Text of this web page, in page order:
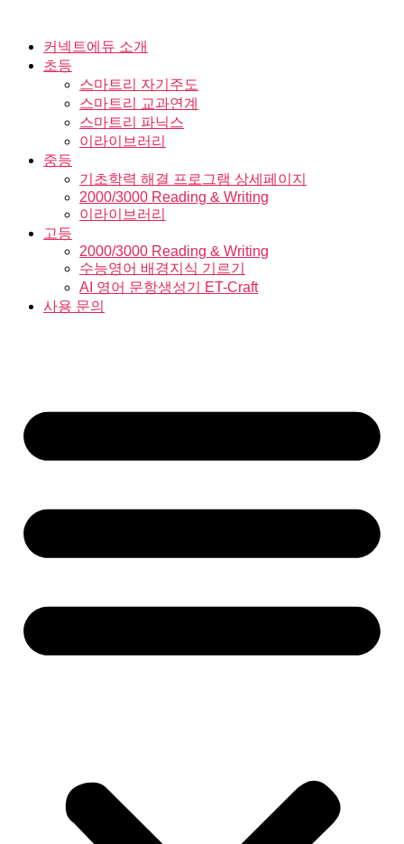
content
커넥트에듀 소개
초등
스마트리 자기주도
스마트리 교과연계
스마트리 파닉스
이라이브러리
중등
기초학력 해결 프로그램 상세페이지
2000/3000 Reading & Writing
이라이브러리
고등
2000/3000 Reading & Writing
수능영어 배경지식 기르기
AI 영어 문항생성기 ET-Craft
사용 문의